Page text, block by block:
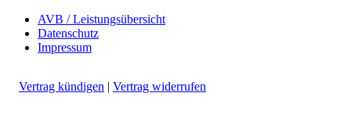
AVB / Leistungsübersicht
Datenschutz
Impressum
Vertrag kündigen | Vertrag widerrufen